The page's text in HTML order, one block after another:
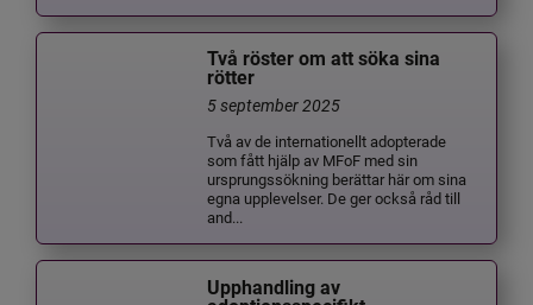
Två röster om att söka sina
rötter
5 september 2025
Två av de internationellt adopterade
som fått hjälp av MFoF med sin
ursprungssökning berättar här om sina
egna upplevelser. De ger också råd till
and...
Upphandling av